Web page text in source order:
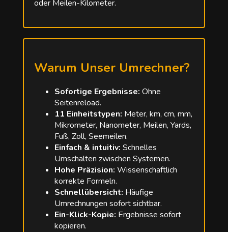
oder Meilen-Kilometer.
Warum Unser Umrechner?
Sofortige Ergebnisse: Ohne
Seitenreload.
11 Einheitstypen: Meter, km, cm, mm,
Mikrometer, Nanometer, Meilen, Yards,
Fuß, Zoll, Seemeilen.
Einfach & intuitiv: Schnelles
Umschalten zwischen Systemen.
Hohe Präzision: Wissenschaftlich
korrekte Formeln.
Schnellübersicht: Häufige
Umrechnungen sofort sichtbar.
Ein-Klick-Kopie: Ergebnisse sofort
kopieren.